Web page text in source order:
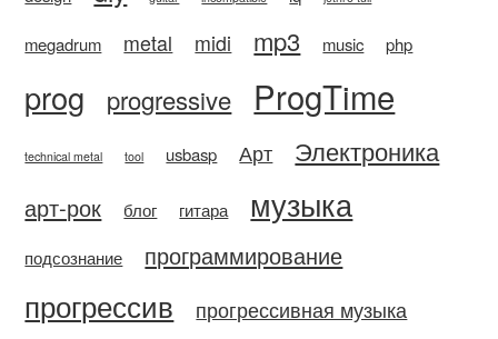
megadrum metal midi mp3 music php
prog progressive ProgTime
technical metal tool usbasp Арт Электроника
арт-рок блог гитара музыка
подсознание программирование
прогрессив прогрессивная музыка